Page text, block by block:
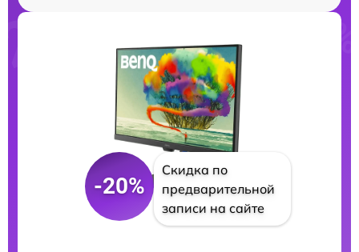
-20%
Скидка по
предварительной
записи на сайте